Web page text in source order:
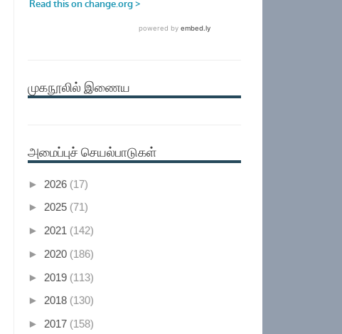
முகநூலில் இணைய
அமைப்புச் செயல்பாடுகள்
► 2026 (17)
► 2025 (71)
► 2021 (142)
► 2020 (186)
► 2019 (113)
► 2018 (130)
► 2017 (158)